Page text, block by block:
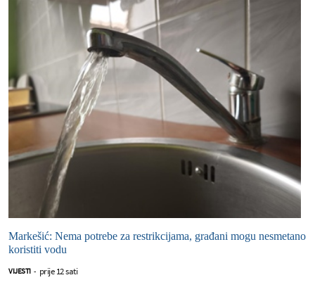
Markešić: Nema potrebe za restrikcijama, građani mogu nesmetano
koristiti vodu
VIJESTI - prije 12 sati